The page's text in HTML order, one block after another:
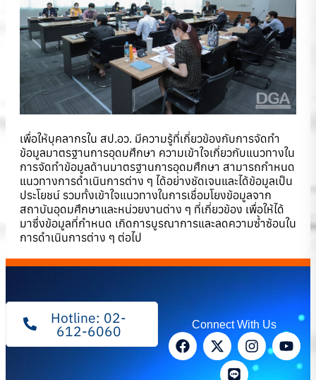
เพื่อให้บุคลากรใน สป.อว. มีความรู้ที่เกี่ยวข้องกับการจัดทำ
ข้อมูลมาตรฐานการอุดมศึกษา ความเข้าใจเกี่ยวกับแนวทางใน
การจัดทำข้อมูลด้านมาตรฐานการอุดมศึกษา สามารถกำหนด
แนวทางการดำเนินการต่าง ๆ ได้อย่างชัดเจนและได้ข้อมูลเป็น
ประโยชน์ รวมทั้งเข้าใจแนวทางในการเชื่อมโยงข้อมูลจาก
สถาบันอุดมศึกษาและหน่วยงานต่าง ๆ ที่เกี่ยวข้อง เพื่อให้ได้
มาซึ่งข้อมูลที่กำหนด เกิดการบูรณาการและลดความซ้ำซ้อนใน
การดำเนินการต่าง ๆ ต่อไป
Hotline: 02-
612-6060 Connect With Us